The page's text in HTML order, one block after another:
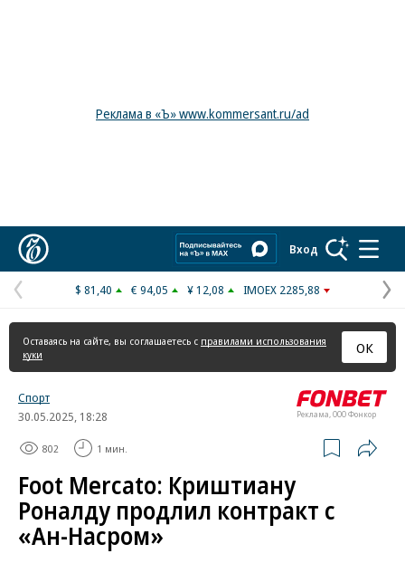
Реклама в «Ъ» www.kommersant.ru/ad
Вход
Предыдущая
страница
$ 81,40 € 94,05 ¥ 12,08 IMOEX 2285,88
Оставаясь на сайте, вы соглашаетесь с правилами использования
куки
ОК
Реклама, ООО Фонкор
Спорт
30.05.2025, 18:28
802 1 мин.
Foot Mercato: Криштиану
Роналду продлил контракт с
«Ан-Насром»